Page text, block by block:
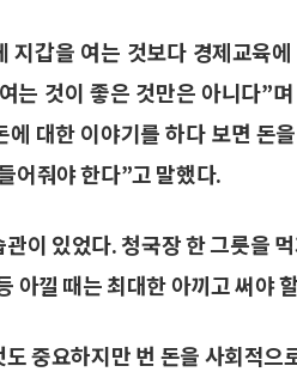
지갑을 여는 것보다 경제교육
는 것이 좋은 것만은 아니다”
대한 이야기를 하다 보면 돈
어줘야 한다”고 말했다.
이 있었다. 청국장 한 그릇을
아낄 때는 최대한 아끼고 써야
중요하지만 번 돈을 사회적으